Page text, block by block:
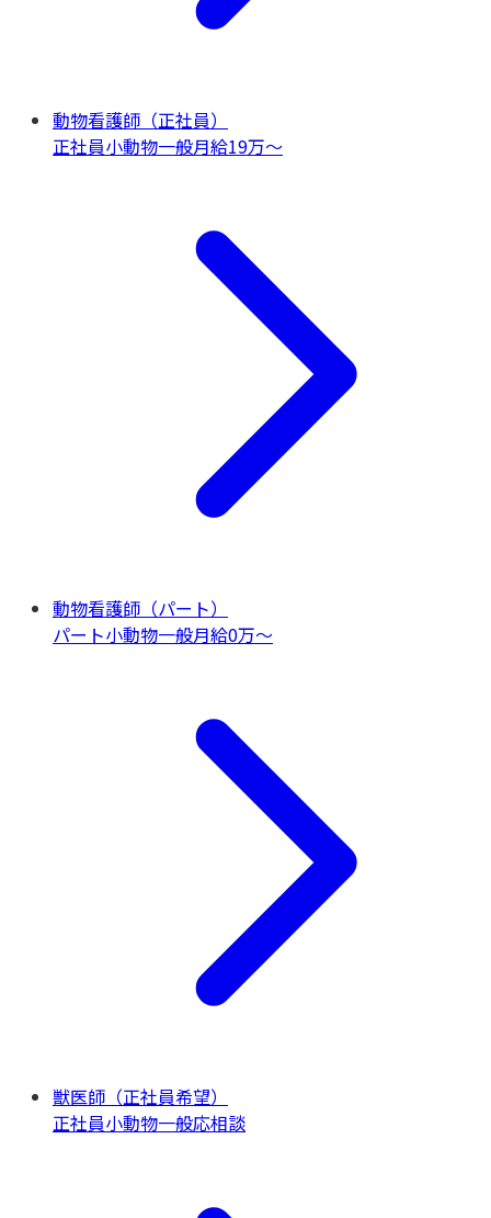
動物看護師（正社員）
正社員小動物一般月給19万〜
動物看護師（パート）
パート小動物一般月給0万〜
獣医師（正社員希望）
正社員小動物一般応相談